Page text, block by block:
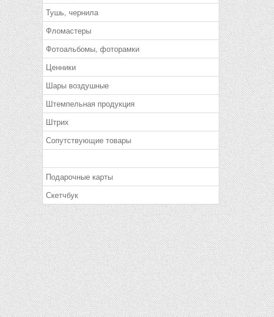
Тушь, чернила
Фломастеры
Фотоальбомы, фоторамки
Ценники
Шары воздушные
Штемпельная продукция
Штрих
Сопутствующие товары
Подарочные карты
Скетчбук